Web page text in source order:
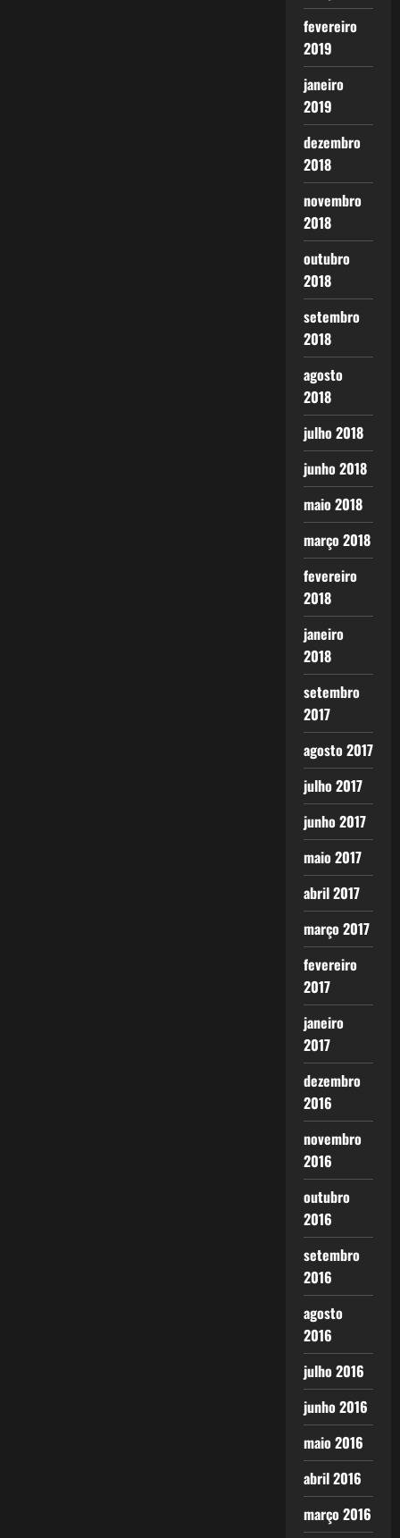
fevereiro
2019
janeiro
2019
dezembro
2018
novembro
2018
outubro
2018
setembro
2018
agosto
2018
julho 2018
junho 2018
maio 2018
março 2018
fevereiro
2018
janeiro
2018
setembro
2017
agosto 2017
julho 2017
junho 2017
maio 2017
abril 2017
março 2017
fevereiro
2017
janeiro
2017
dezembro
2016
novembro
2016
outubro
2016
setembro
2016
agosto
2016
julho 2016
junho 2016
maio 2016
abril 2016
março 2016